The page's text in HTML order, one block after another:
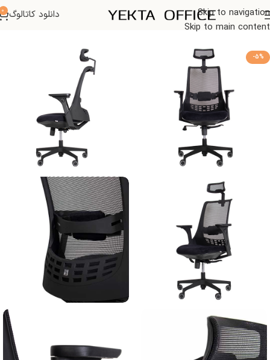
Skip to navigation
Skip to main content
دانلود کاتالوگ 0
خانه صندلی اداری
-5%